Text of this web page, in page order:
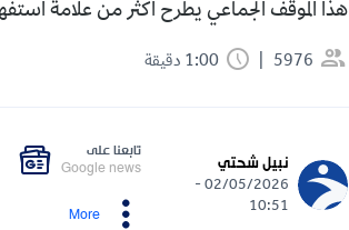
هذا الموقف الجماعي يطرح أكثر من علامة
5976
نبيل شحتي
02/05/2026 -
10:51
تابعنا على
Google news
More